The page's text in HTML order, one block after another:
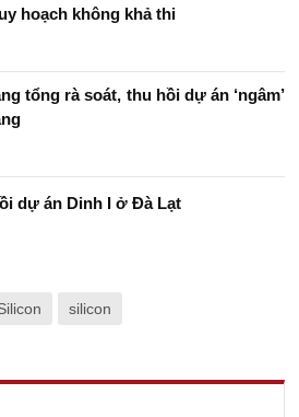
hoạch không khả thi
tổng rà soát, thu hồi dự án ‘ngâm’
dự án Dinh I ở Đà Lạt
silicon